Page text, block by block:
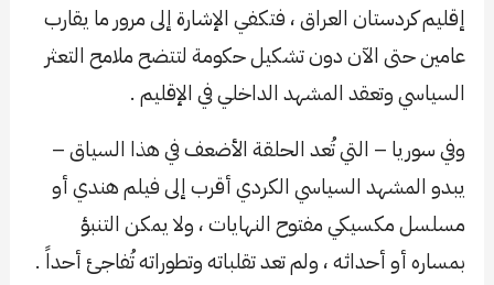
إقليم كردستان العراق ، فتكفي الإشارة إلى مرور ما يقارب
عامين حتى الآن دون تشكيل حكومة لتتضح ملامح التعثر
السياسي وتعقد المشهد الداخلي في الإقليم .
وفي سوريا – التي تُعد الحلقة الأضعف في هذا السياق –
يبدو المشهد السياسي الكردي أقرب إلى فيلم هندي أو
مسلسل مكسيكي مفتوح النهايات ، ولا يمكن التنبؤ
بمساره أو أحداثه ، ولم تعد تقلباته وتطوراته تُفاجئ أحداً .